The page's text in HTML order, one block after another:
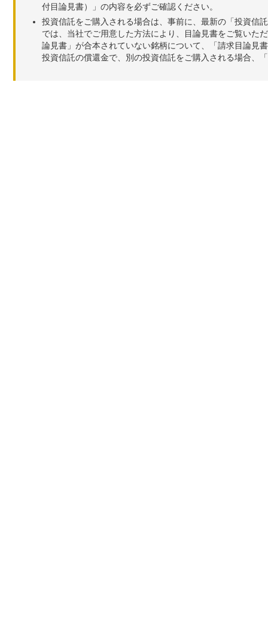
付目論見書）」の内容を必ずご確認ください。
投資信託をご購入される場合は、事前に、最新の「投資信
では、当社でご用意した方法により、目論見書をご覧いた
論見書」が合本されていない銘柄について、「請求目論見
投資信託の償還金で、別の投資信託をご購入される場合、